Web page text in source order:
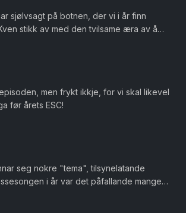
sjølvsagt på botnen, der vi i år finn
stikk av med den tvilsame æra av å
men frykt ikkje, for vi skal likevel
før årets ESC!
seg nokre "tema", tilsynelatande
i år var det påfallande mange
og du treng ikkje...